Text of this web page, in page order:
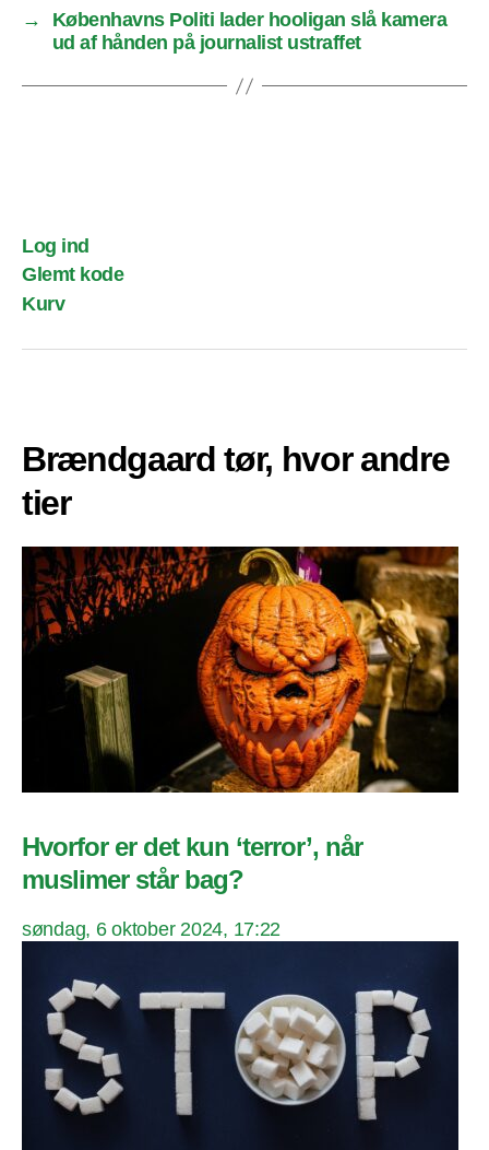
→
Københavns Politi lader hooligan slå kamera
ud af hånden på journalist ustraffet
Log ind
Glemt kode
Kurv
Brændgaard tør, hvor andre
tier
Hvorfor er det kun ‘terror’, når
muslimer står bag?
søndag, 6 oktober 2024, 17:22